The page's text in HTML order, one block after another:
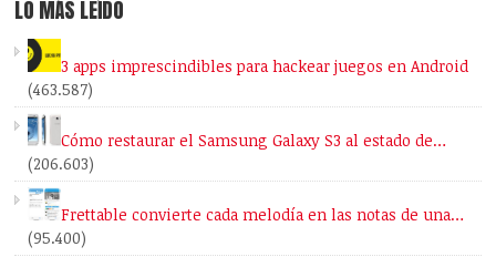
LO MÁS LEÍDO
3 apps imprescindibles para hackear juegos en Android
(463.587)
Cómo restaurar el Samsung Galaxy S3 al estado de…
(206.603)
Frettable convierte cada melodía en las notas de una…
(95.400)